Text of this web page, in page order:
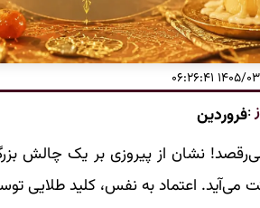
۰۱ ۰۶:۲۶:۴۱
:فروردین
نشان از پیروزی بر یک چالش
می‌آید. اعتماد به نفس، کلید طلایی